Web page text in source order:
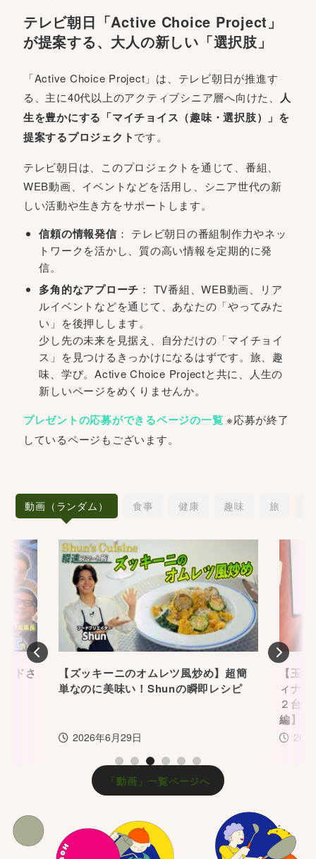
テレビ朝日「Active Choice Project」
が提案する、大人の新しい「選択肢」
「Active Choice Project」は、テレビ朝日が推進す
る、主に40代以上のアクティブシニア層へ向けた、 人
生を豊かにする「マイチョイス（趣味・選択肢）」を
提案するプロジェクトです。
テレビ朝日は、このプロジェクトを通じて、番組、
WEB動画、イベントなどを活用し、シニア世代の新
しい活動や生き方をサポートします。
信頼の情報発信： テレビ朝日の番組制作力やネッ
トワークを活かし、質の高い情報を定期的に発
信。
多角的なアプローチ ： TV番組、WEB動画、リア
ルイベントなどを通じて、あなたの「やってみた
い」を後押しします。
少し先の未来を見据え、自分だけの「マイチョイ
ス」を見つけるきっかけになるはずです。旅、趣
味、学び。Active Choice Projectと共に、人生の
新しいページをめくりませんか。
プレゼントの応募ができるページの一覧 ※応募が終了
しているページもございます。
動画（ランダム） 食事 健康 趣味 旅
Previous
ドさ
【ズッキーニのオムレツ風炒め】超簡
単なのに美味い！Shunの瞬即レシピ
2026年6月29日
【玉
ィナ×
２台
編】
1 2 3 4 5 6
「動画」一覧ページへ